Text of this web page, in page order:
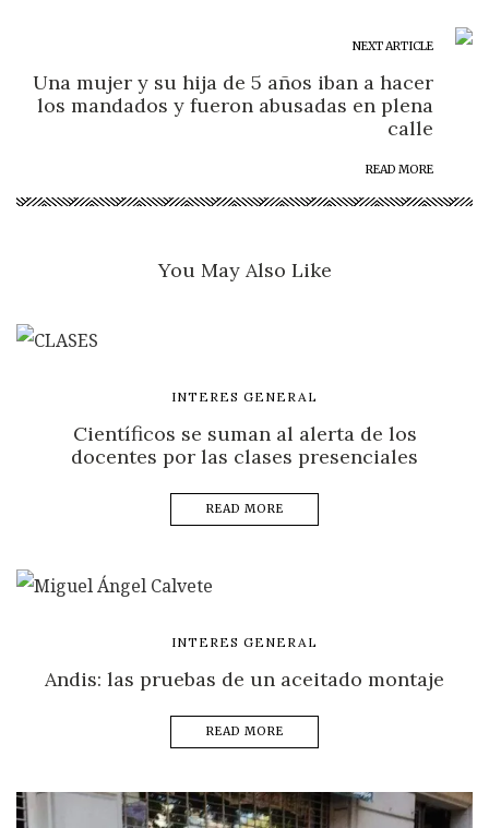
NEXT ARTICLE
Una mujer y su hija de 5 años iban a hacer
los mandados y fueron abusadas en plena
calle
READ MORE
You May Also Like
INTERES GENERAL
Científicos se suman al alerta de los
docentes por las clases presenciales
READ MORE
INTERES GENERAL
Andis: las pruebas de un aceitado montaje
READ MORE